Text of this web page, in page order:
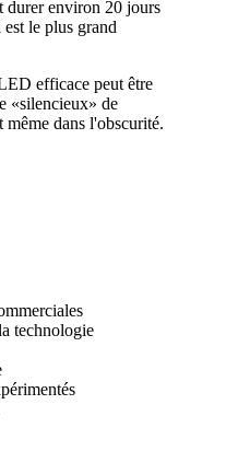
durer environ 20 jours
le plus grand
efficace peut être
«silencieux» de
dans l'obscurité.
technologie